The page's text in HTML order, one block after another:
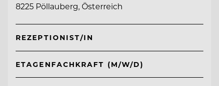
8225 Pöllauberg, Österreich
REZEPTIONIST/IN
ETAGENFACHKRAFT (M/W/D)